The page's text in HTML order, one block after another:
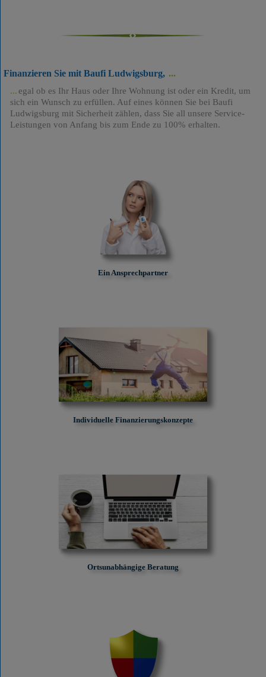
Finanzieren Sie mit Baufi Ludwigsburg,
egal ob es Ihr Haus oder Ihre Wohnung ist oder ein Kredit, um
sich ein Wunsch zu erfüllen. Auf eines können Sie bei Baufi
Ludwigsburg mit Sicherheit zählen, dass Sie all unsere Service-
Leistungen von Anfang bis zum Ende zu 100% erhalten.
Ein Ansprechpartner
Individuelle Finanzierungskonzepte
Ortsunabhängige Beratung